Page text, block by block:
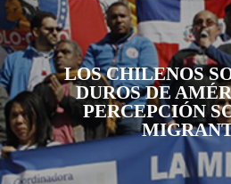
LOS CHILENOS
DUROS DE
PERCEPCIÓN